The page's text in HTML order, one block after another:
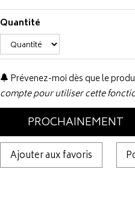
Quantité
Prévenez-moi dès que le
compte pour utiliser cette
PROCHAINEMENT
Ajouter aux favoris